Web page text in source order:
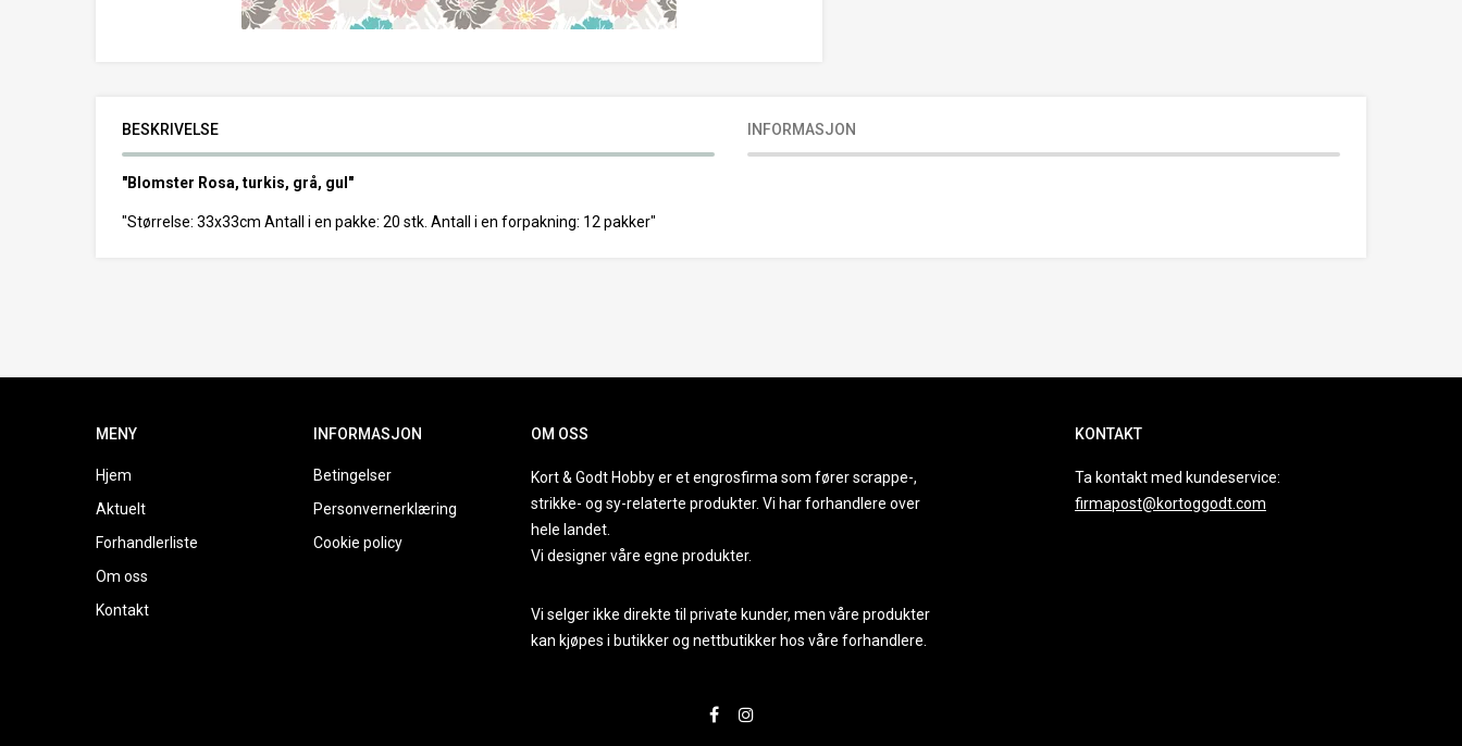
BESKRIVELSE INFORMASJON
"Blomster Rosa, turkis, grå, gul"
"Størrelse: 33x33cm Antall i en pakke: 20 stk. Antall i en forpakning: 12 pakker"
MENY
Hjem
Aktuelt
Forhandlerliste
Om oss
Kontakt
INFORMASJON
Betingelser
Personvernerklæring
Cookie policy
OM OSS
Kort & Godt Hobby er et engrosfirma som fører scrappe-,
strikke- og sy-relaterte produkter. Vi har forhandlere over
hele landet.
Vi designer våre egne produkter.
Vi selger ikke direkte til private kunder, men våre produkter
kan kjøpes i butikker og nettbutikker hos våre forhandlere.
KONTAKT
Ta kontakt med kundeservice:
firmapost@kortoggodt.com